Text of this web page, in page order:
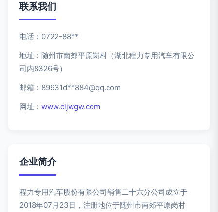
联系我们
电话：0722-88**
地址：随州市南郊平原岗村（湖北程力专用汽车有限公
司内8326号）
邮箱：89931d**884@qq.com
网址： www.cljwgw.com
企业简介
程力专用汽车股份有限公司销售二十六分公司成立于
2018年07月23日，注册地位于随州市南郊平原岗村